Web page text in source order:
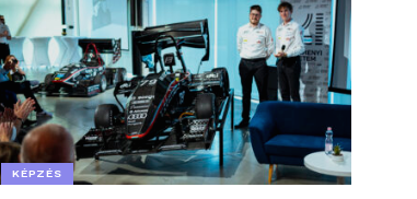
KÉPZÉS